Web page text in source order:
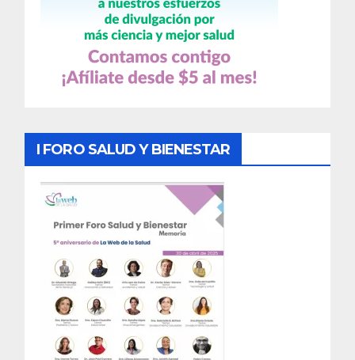
I FORO SALUD Y BIENESTAR